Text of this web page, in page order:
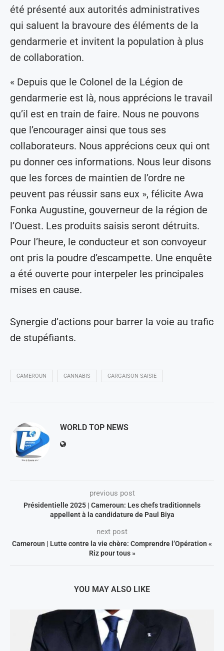
été présenté aux autorités administratives
qui saluent la bravoure des éléments de la
gendarmerie et invitent la population à plus
de collaboration.
« Depuis que le Colonel de la Légion de
gendarmerie est là, nous apprécions le travail
qu’il est en train de faire. Nous ne pouvons
que l’encourager ainsi que tous ses
collaborateurs. Nous apprécions ceux qui ont
pu donner ces informations. Nous leur disons
que les forces de maintien de l’ordre ne
peuvent pas réussir sans eux », félicite Awa
Fonka Augustine, gouverneur de la région de
l’Ouest. Les produits saisis seront détruits.
Pour l’heure, le conducteur et son convoyeur
ont pris la poudre d’escampette. Une enquête
a été ouverte pour interpeler les principales
mises en cause.
Synergie d’actions pour barrer la voie au trafic
de stupéfiants.
CAMEROUN CANNABIS CARGAISON SAISIE
WORLD TOP NEWS
previous post
Présidentielle 2025 | Cameroun: Les chefs traditionnels
appellent à la candidature de Paul Biya
next post
Cameroun | Lutte contre la vie chère: Comprendre l’Opération «
Riz pour tous »​
YOU MAY ALSO LIKE